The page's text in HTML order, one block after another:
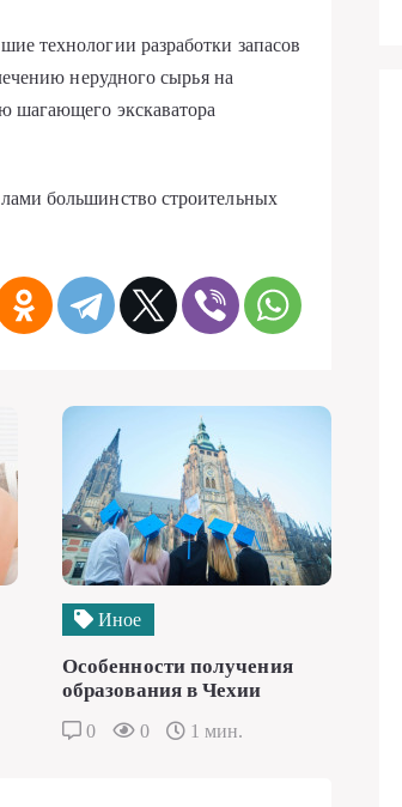
технологии разработки запасов
нерудного сырья на
шагающего экскаватора
большинство строительных
Иное
Особенности получения
образования в Чехии
0 0 1 мин.